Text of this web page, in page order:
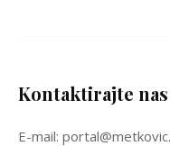
Kontaktirajte nas
E-mail: